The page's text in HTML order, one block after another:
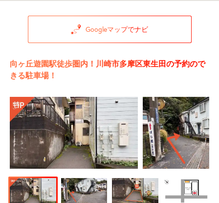
Googleマップでナビ
向ヶ丘遊園駅徒歩圏内！川崎市多摩区東生田の予約ので
きる駐車場！